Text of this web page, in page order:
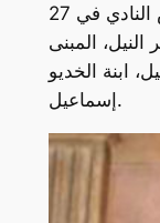
السيارات الملكي المصري”. تأسس النادي في 27
النيل، المبنى
ابنة الخديو
إسماعيل.